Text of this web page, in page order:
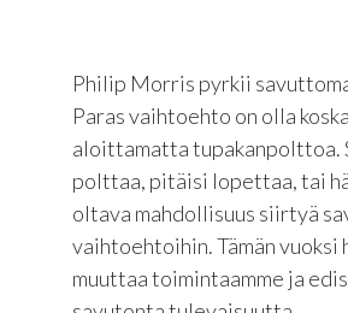
Philip Morris pyrkii
Paras vaihtoehto on olla
aloittamatta tupakanpolttoa.
polttaa, pitäisi lopettaa, tai
oltava mahdollisuus siirtyä
vaihtoehtoihin. Tämän vuoksi
muuttaa toimintaamme ja